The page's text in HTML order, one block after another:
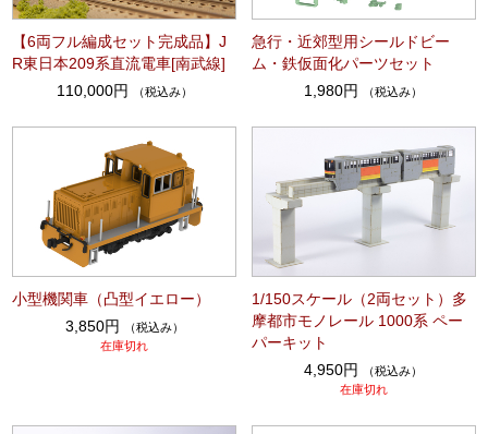
【6両フル編成セット完成品】J
R東日本209系直流電車[南武線]
110,000円
（税込み）
急行・近郊型用シールドビー
ム・鉄仮面化パーツセット
1,980円
（税込み）
小型機関車（凸型イエロー）
3,850円
（税込み）
在庫切れ
1/150スケール（2両セット）多
摩都市モノレール 1000系 ペー
パーキット
4,950円
（税込み）
在庫切れ